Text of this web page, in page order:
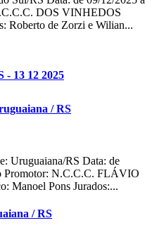
DOS VINHEDOS
Roberto de Zorzi e Wilian...
- 13 12 2025
/ RS
Uruguaiana/RS Data: de
Promotor: N.C.C.C. FLÁVIO
Manoel Pons Jurados:...
/ RS